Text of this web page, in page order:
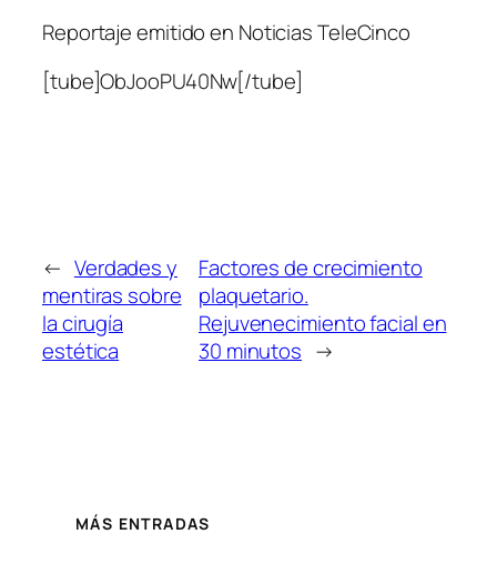
Reportaje emitido en Noticias TeleCinco
[tube]ObJooPU40Nw[/tube]
← Verdades y
mentiras sobre
la cirugía
estética
Factores de crecimiento
plaquetario.
Rejuvenecimiento facial en
30 minutos →
MÁS ENTRADAS